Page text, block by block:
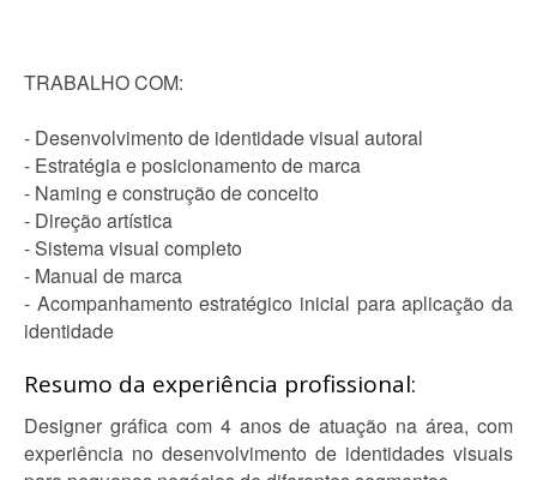
TRABALHO COM:
- Desenvolvimento de identidade visual autoral
- Estratégia e posicionamento de marca
- Naming e construção de conceito
- Direção artística
- Sistema visual completo
- Manual de marca
- Acompanhamento estratégico inicial para aplicação da
identidade
Resumo da experiência profissional:
Designer gráfica com 4 anos de atuação na área, com
experiência no desenvolvimento de identidades visuais